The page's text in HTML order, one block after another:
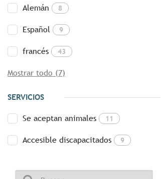
Alemán 8
Español 9
francés 43
Mostrar todo (7)
SERVICIOS
Se aceptan animales 11
Accesible discapacitados 9